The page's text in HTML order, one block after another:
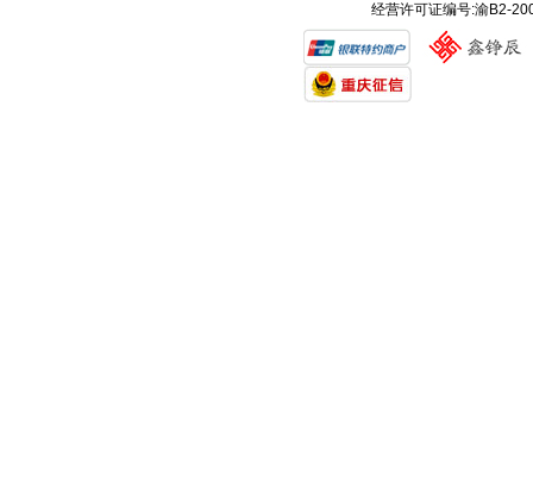
经营许可证编号:渝B2-